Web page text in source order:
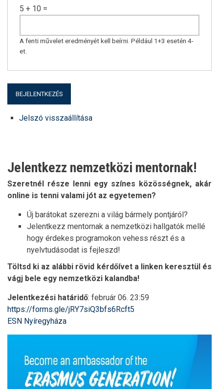
5 + 10 =
A fenti művelet eredményét kell beírni. Például 1+3 esetén 4-
et.
Jelszó visszaállítása
Jelentkezz nemzetközi mentornak!
Szeretnél része lenni egy színes közösségnek, akár
online is tenni valami jót az egyetemen?
Új barátokat szerezni a világ bármely pontjáról?
Jelentkezz mentornak a nemzetközi hallgatók mellé
hogy érdekes programokon vehess részt és a
nyelvtudásodat is fejleszd!
Töltsd ki az alábbi rövid kérdőívet a linken keresztül és
vágj bele egy nemzetközi kalandba!
Jelentkezési határidő: február 06. 23:59
https://forms.gle/jRY7siQ3bfs6Rcft5
ESN Nyíregyháza